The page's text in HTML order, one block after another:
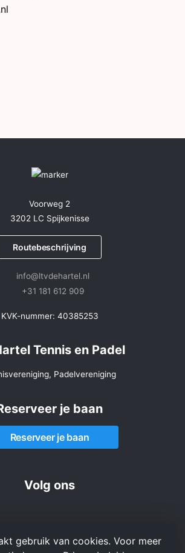
Voorweg 2
3202 LC Spijkenisse
Routebeschrijving
info@ltvdehartel.nl
+31 181 612 909
KVK-nummer: 40385253
Tennis en Padel
Padelvereniging
je baan
Reserveer je baan
Volg ons
gebruik van cookies. Voor meer